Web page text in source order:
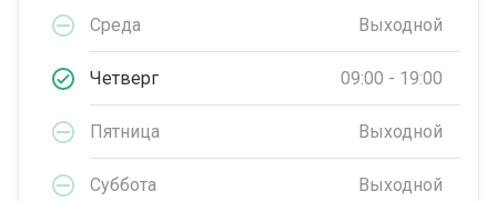
Среда Выходной
Четверг 09:00 - 19:00
Пятница Выходной
Суббота Выходной